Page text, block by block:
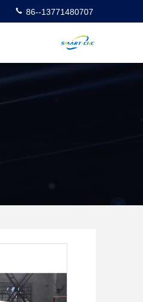
86--13771480707